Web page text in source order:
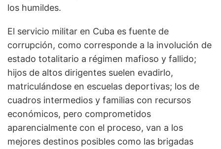
los humildes.
El servicio militar en Cuba es fuente de
corrupción, como corresponde a la involución de
estado totalitario a régimen mafioso y fallido;
hijos de altos dirigentes suelen evadirlo,
matriculándose en escuelas deportivas; los de
cuadros intermedios y familias con recursos
económicos, pero comprometidos
aparencialmente con el proceso, van a los
mejores destinos posibles como las brigadas